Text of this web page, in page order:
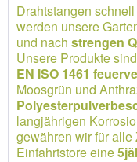
Drahtstangen
werden unsere
und nach strengen
Unsere Produkte
EN ISO 1461
Moosgrün und
langjährigen
gewähren wir für alle
Einfahrtstore eine